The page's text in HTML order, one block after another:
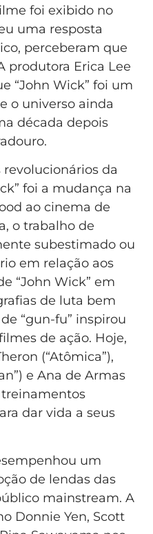
foi exibido no
uma resposta
perceberam que
produtora Erica Lee
“John Wick” foi um
o universo ainda
década depois
da
foi a mudança na
ao cinema de
o trabalho de
subestimado ou
em relação aos
“John Wick” em
de luta bem
“gun-fu” inspirou
de ação. Hoje,
(“Atômica”),
e Ana de Armas
treinamentos
dar vida a seus
um
de lendas das
mainstream. A
Donnie Yen, Scott